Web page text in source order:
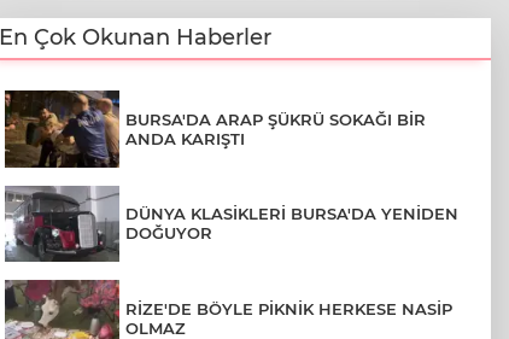
En Çok Okunan Haberler
BURSA'DA ARAP ŞÜKRÜ SOKAĞI BİR
ANDA KARIŞTI
DÜNYA KLASİKLERİ BURSA'DA YENİDEN
DOĞUYOR
RİZE'DE BÖYLE PİKNİK HERKESE NASİP
OLMAZ